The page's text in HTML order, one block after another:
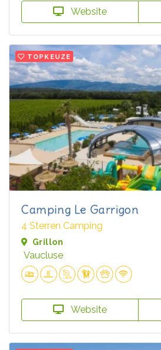
Website
TOPKEUZE
Camping Le Garrigon
4 Sterren Camping
Grillon
Vaucluse
Website